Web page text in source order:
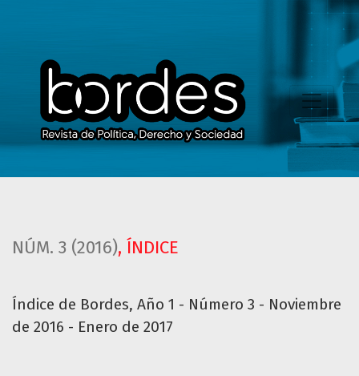
Índice de Bordes, Año 1 - Número 3 - Noviembre de 2016 -
NÚM. 3 (2016), ÍNDICE
Índice de Bordes, Año 1 - Número 3 - Noviembre
de 2016 - Enero de 2017